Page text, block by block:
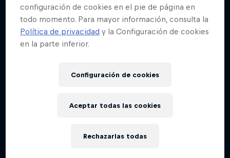
configuración de cookies en el pie de página en
todo momento. Para mayor información, consulta la
Política de privacidad y la Configuración de cookies
en la parte inferior.
Configuración de cookies
Rechazarlas todas
Aceptar todas las cookies